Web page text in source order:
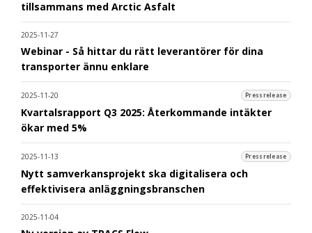
tillsammans med Arctic Asfalt
2025-11-27
Webinar - Så hittar du rätt leverantörer för dina
transporter ännu enklare
2025-11-20 Pressrelease
Kvartalsrapport Q3 2025: Återkommande intäkter
ökar med 5%
2025-11-13 Pressrelease
Nytt samverkansprojekt ska digitalisera och
effektivisera anläggningsbranschen
2025-11-04